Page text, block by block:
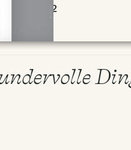
& 79 of 192